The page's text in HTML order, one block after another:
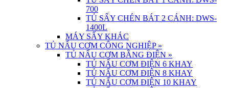
700
TỦ SẤY CHÉN BÁT 2 CÁNH: DWS-
1400L
MÁY SẤY KHÁC
TỦ NẤU CƠM CÔNG NGHIỆP »
TỦ NẤU CƠM BẰNG ĐIỆN »
TỦ NẤU CƠM ĐIỆN 6 KHAY
TỦ NẤU CƠM ĐIỆN 8 KHAY
TỦ NẤU CƠM ĐIỆN 10 KHAY